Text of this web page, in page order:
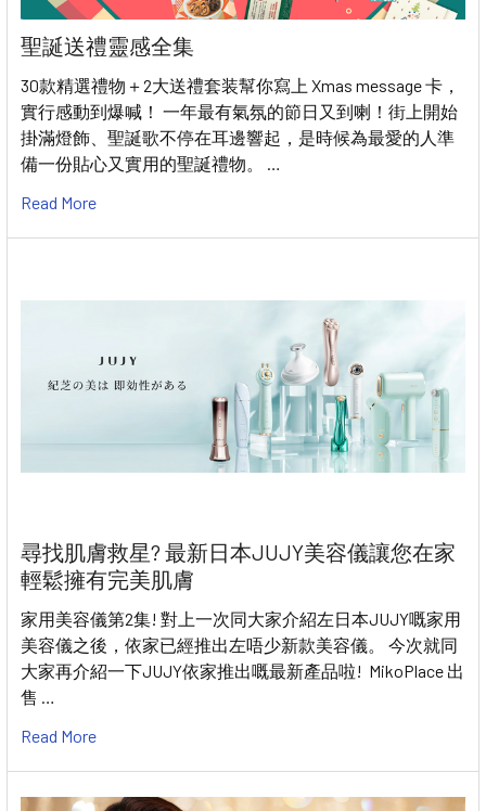
聖誕送禮靈感全集
30款精選禮物＋2大送禮套装幫你寫上 Xmas message 卡，
實行感動到爆喊！ 一年最有氣氛的節日又到喇！街上開始
掛滿燈飾、聖誕歌不停在耳邊響起，是時候為最愛的人準
備一份貼心又實用的聖誕禮物。 …
Read More
尋找肌膚救星? 最新日本JUJY美容儀讓您在家
輕鬆擁有完美肌膚
家用美容儀第2集! 對上一次同大家介紹左日本JUJY嘅家用
美容儀之後，依家已經推出左唔少新款美容儀。 今次就同
大家再介紹一下JUJY依家推出嘅最新產品啦! MikoPlace 出
售 …
Read More